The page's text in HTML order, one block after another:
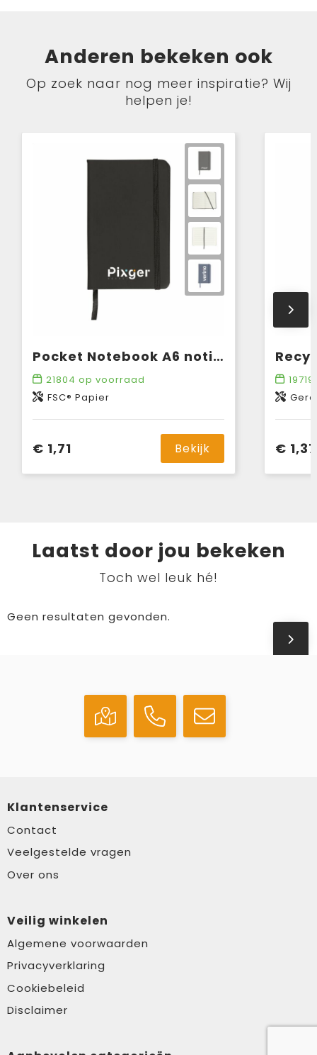
Anderen bekeken ook
Op zoek naar nog meer inspiratie? Wij
helpen je!
Pocket Notebook A6 notitieboek
21804 op voorraad
FSC® Papier
€ 1,71 Bekijk
19719
€ 1,37
Laatst door jou bekeken
Toch wel leuk hé!
Geen resultaten gevonden.
Klantenservice
Contact
Veelgestelde vragen
Over ons
Veilig winkelen
Algemene voorwaarden
Privacyverklaring
Cookiebeleid
Disclaimer